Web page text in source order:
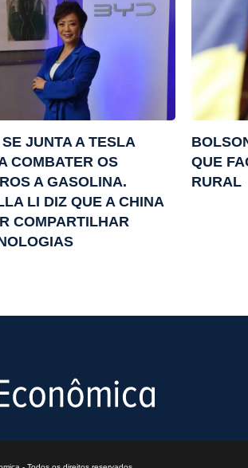
JUNTA A TESLA
COMBATER OS
A GASOLINA.
LI DIZ QUE A CHINA
COMPARTILHAR
QUE
RURAL